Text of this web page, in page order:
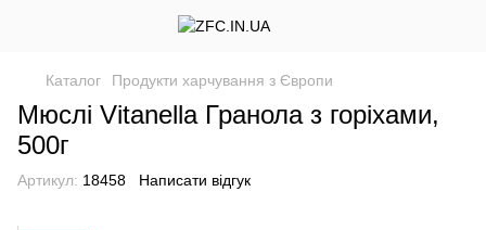
Каталог Продукти харчування з Європи
Мюслі Vitanella Гранола з горіхами,
500г
Артикул: 18458 Написати відгук